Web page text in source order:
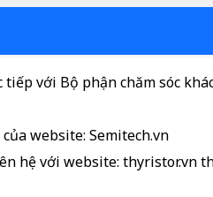
với Bộ phận chăm sóc
website: Semitech.vn
hệ với website: thyristor.vn